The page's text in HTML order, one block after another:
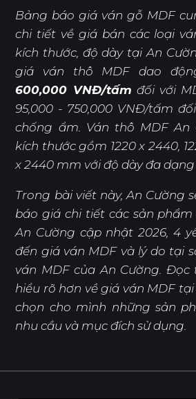
Bảng báo giá ván gỗ MDF
chi tiết về giá bán các loại
kích thước, độ dày tại An
giá ván thô MDF dao
600,000 VNĐ/tấm đối với
95,000 - 750,000 VNĐ/tấm
chống ẩm. Ván thô MDF An
kích thước gồm 1220 x 2440,
x 2440 mm với độ dày đa dạng
Trong bài viết này, An Cường
báo giá chi tiết các sản
An Cường cập nhật 2026, 4
đến giá ván MDF và lý do tại
ván MDF của An Cường.
hiểu rõ hơn về giá ván MDF
chọn cho mình những sản
nhu cầu và mục đích sử dụng.